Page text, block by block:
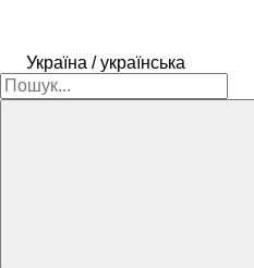
Україна / українська